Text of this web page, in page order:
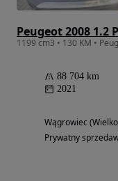
Peugeot 2008 1.2
1199 cm3 • 130 KM •
88 704 km
2021
Wągrowiec
Prywatny